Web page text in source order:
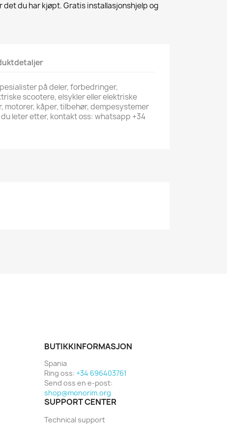
du har kjøpt. Gratis installasjonshjelp og
på deler, forbedringer,
scootere, elsykler eller elektriske
motorer, kåper, tilbehør, dempesystemer
leter etter, kontakt oss: whatsapp +34
BUTIKKINFORMASJON
Spania
Ring oss: +34 696403761
Send oss en e-post:
shop@monorim.org
SUPPORT CENTER
Technical support